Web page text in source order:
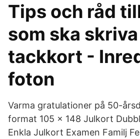
Tips och råd
som ska skriva
tackkort -
foton
Varma gratulationer på 50-
format 105 x 148 Julkort
Enkla Julkort Examen Familj